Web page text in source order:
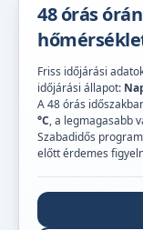
48 órás
Friss időjárási
időjárási állapot:
A 48 órás
°C, a legmagasabb
Szabadidős
előtt érdemes